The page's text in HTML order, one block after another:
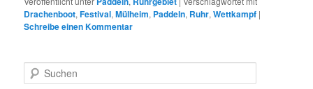
Drachenboot,Festival,Mülheim, Paddeln, Ruhr,Wettkampf |
Schreibe einen Kommentar
u